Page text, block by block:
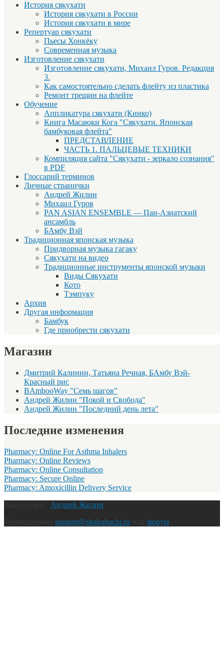
История сякухати
История сякухати в России
История сякухати в мире
Репертуар сякухати
Пьесы Хонкёку
Современная музыка
Изготовление сякухати
Изготовление сякухати, Михаил Гуров. Редакция
3.
Как самостоятельно сделать флейту из пластика
Ремонт трещин на флейте
Обучение
Аппликатура сякухати (Кинко)
Книга Масаюки Кога "Сякухати. Японская
бамбуковая флейта"
ПРЕДСТАВЛЕНИЕ
ЧАСТЬ 1. ПАЛЬЦЕВЫЕ ТЕХНИКИ
Компиляция сайта "Сякухати - зеркало сознания"
в PDF
Глоссарий терминов
Личные странички
Андрей Жилин
Михаил Гуров
PAN ASIAN ENSEMBLE — Пан-Азиатский
ансамбль
БАмбу Вэй
Традиционная японская музыка
Придворная музыка гагаку
Сякухати на видео
Традиционные инструменты японской музыки
Виды Сякухати
Кото
Тэмпуку
Архив
Другая информация
Бамбук
Где приобрести сякухати
Магазин
Дмитрий Калинин, Татьяна Речная, БАмбу Вэй-
Красный рис
BAmbooWay "Семь шагов"
Андрей Жилин "Покой и Свобода"
Андрей Жилин "Последний день лета"
Последние изменения
Pharmacy: Online For Asthma Inhalers
Pharmacy: Online Reviews
Pharmacy: Online Consultation
Pharmacy: Secure Online
Pharmacy: Amoxicillin Delivery Service
Андрей Жилин
support@shakuhachi.ru форум